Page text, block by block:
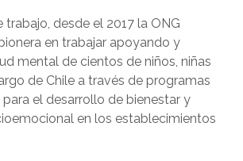
trabajo, desde el 2017 la ONG
en trabajar apoyando y
mental de cientos de niños, niñas
de Chile a través de programas
el desarrollo de bienestar y
en los establecimientos